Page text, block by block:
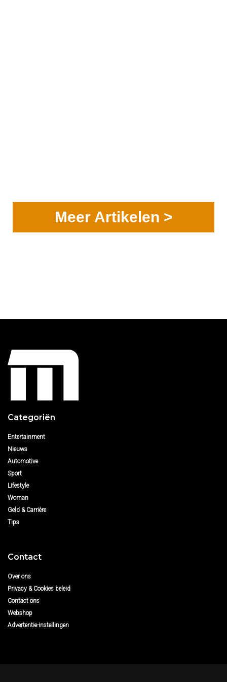
Meer Artikelen >
Categoriën
Entertainment
Nieuws
Automotive
Sport
Lifestyle
Woman
Geld & Carrière
Tips
Contact
Over ons
Privacy & Cookies beleid
Contact ons
Webshop
Advertentie-instellingen